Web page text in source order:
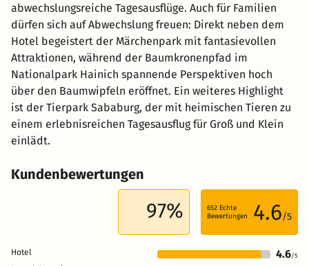
abwechslungsreiche Tagesausflüge. Auch für Familien
dürfen sich auf Abwechslung freuen: Direkt neben dem
Hotel begeistert der Märchenpark mit fantasievollen
Attraktionen, während der Baumkronenpfad im
Nationalpark Hainich spannende Perspektiven hoch
über den Baumwipfeln eröffnet. Ein weiteres Highlight
ist der Tierpark Sababurg, der mit heimischen Tieren zu
einem erlebnisreichen Tagesausflug für Groß und Klein
einlädt.
Kundenbewertungen
97% 652 Echte
Bewertungen
4.6/5
Hotel 4.6/5